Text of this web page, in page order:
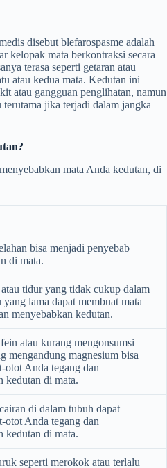
disebut blefarospasme adalah
kelopak mata berkontraksi secara
terasa seperti getaran atau
atau kedua mata. Kedutan ini
atau gangguan penglihatan, namun
terutama jika terjadi dalam jangka
mata Anda kedutan, di
bisa menjadi penyebab
di mata.
tidur yang tidak cukup dalam
lama dapat membuat mata
menyebabkan kedutan.
atau kurang mengonsumsi
mengandung magnesium bisa
otot Anda tegang dan
kedutan di mata.
di dalam tubuh dapat
otot Anda tegang dan
kedutan di mata.
seperti merokok atau terlalu